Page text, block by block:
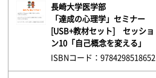
長崎大学医学部
「達成の心理学」セミナー
[USB+教材セット] セッショ
ン10「自己概念を変える」
ISBNコード：9784298518652